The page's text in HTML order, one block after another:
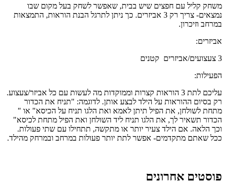
משחק קליל עם חפצים שיש בבית, שאפשר לשחק בעל מקום שבו
נמצאים- צריך רק 3 אביזרים. כך ניתן לתרגל הבנת הוראות, התמצאות
במרחב וזיכרון.
אביזרים:
3 צעצועים/אביזרים קטנים
הפעילות:
עליכם לתת 3 הוראות קצרות וממוקדות מה לעשות עם כל אביזר/צעצוע.
רק בסיום ההוראות על הילד לבצע אותן. לדוגמה: "תניח את הכדור
מתחת לשולחן, את הפיל תיתן לאמא ואת הלגו תניח על הכיסא" או "
הכדור תשאיר לך, את הלגו תניח ליד השולחן ואת הפיל מתחת לכיסא"
וכך הלאה. אם הילד צעיר יותר או מתקשה, תתחילו עם שתי פעולות.
ככל שאתם מתקדמים- אפשר לתת יותר פעולות במרחב ובמרחק מהילד.
פוסטים אחרונים